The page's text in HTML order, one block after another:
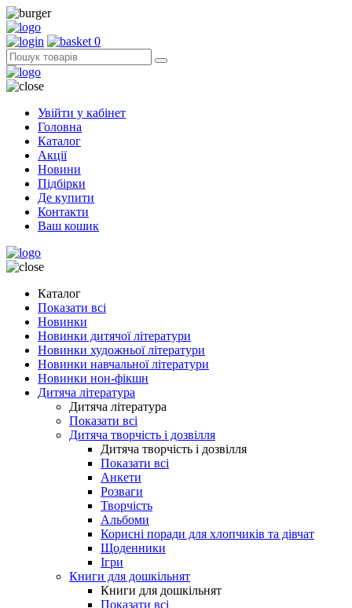
0
Увійти у кабінет
Головна
Каталог
Акції
Новини
Підбірки
Де купити
Контакти
Ваш кошик
Каталог
Показати всі
Новинки
Новинки дитячої літератури
Новинки художньої літератури
Новинки навчальної літератури
Новинки нон-фікшн
Дитяча література
Дитяча література
Показати всі
Дитяча творчість і дозвілля
Дитяча творчість і дозвілля
Показати всі
Анкети
Розваги
Творчість
Альбоми
Корисні поради для хлопчиків та дівчат
Щоденники
Ігри
Книги для дошкільнят
Книги для дошкільнят
Показати всі